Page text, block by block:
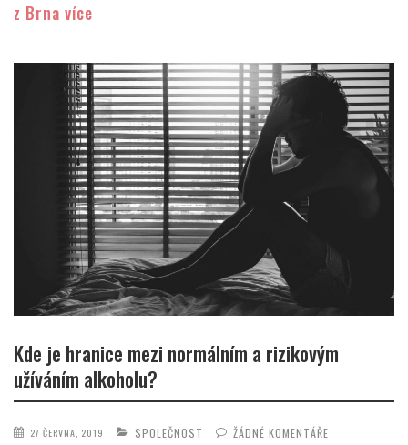
z Brna více
Kde je hranice mezi normálním a rizikovým
užíváním alkoholu?
27 ČERVNA, 2019 SPOLEČNOST ŽÁDNÉ KOMENTÁŘE